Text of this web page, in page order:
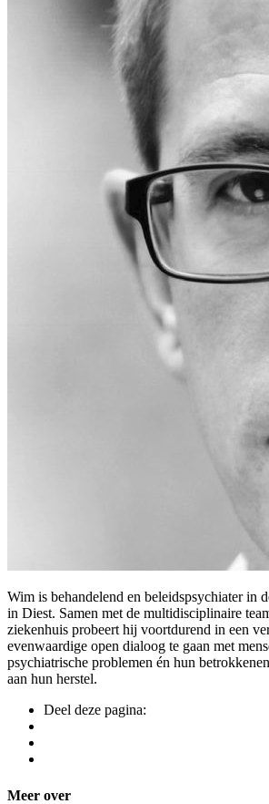
Wim is behandelend en beleidspsychiater in
in Diest. Samen met de multidisciplinaire
ziekenhuis probeert hij voortdurend in een
evenwaardige open dialoog te gaan met
psychiatrische problemen én hun
aan hun herstel.
Deel deze pagina:
Meer over